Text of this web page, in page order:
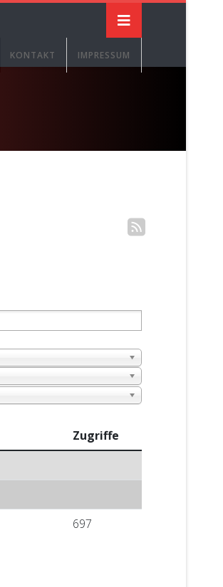
KONTAKT IMPRESSUM
Zugriffe
697